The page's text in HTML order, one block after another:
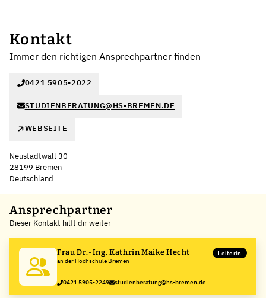
Kontakt
Immer den richtigen Ansprechpartner finden
0421 5905-2022
STUDIENBERATUNG@HS-BREMEN.DE
WEBSEITE
Neustadtwall 30
28199 Bremen
Deutschland
Ansprechpartner
Dieser Kontakt hilft dir weiter
Frau Dr.-Ing. Kathrin Maike Hecht
an der Hochschule Bremen
Leiterin
0421 5905-2249 studienberatung@hs-bremen.de